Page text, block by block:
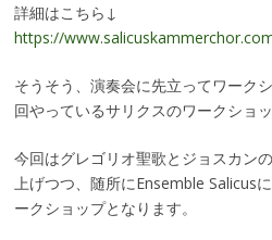
詳細はこちら↓
https://
そうそう、演奏会に先立ってワーク
回やっているサリクスのワークショ
今回はグレゴリオ聖歌とジョスカン
上げつつ、随所にEnsemble Salicus
ークショップとなります。